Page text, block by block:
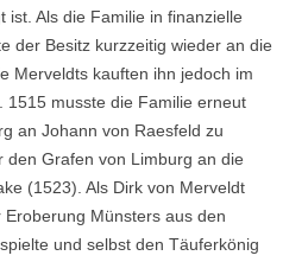
ist. Als die Familie in finanzielle
der Besitz kurzzeitig wieder an die
Merveldts kauften ihn jedoch im
1515 musste die Familie erneut
an Johann von Raesfeld zu
den Grafen von Limburg an die
(1523). Als Dirk von Merveldt
Münsters aus den
und selbst den Täuferkönig